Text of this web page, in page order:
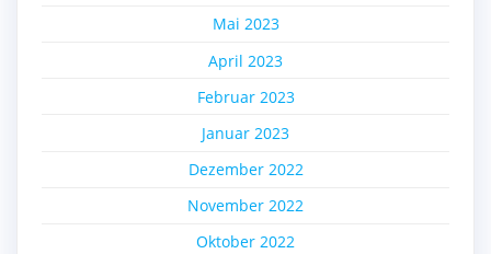
Mai 2023
April 2023
Februar 2023
Januar 2023
Dezember 2022
November 2022
Oktober 2022